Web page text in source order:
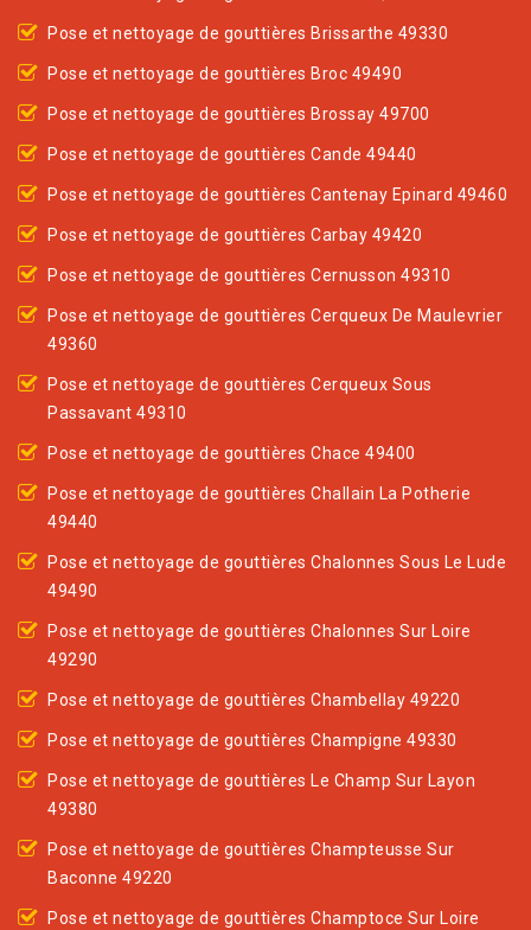
Pose et nettoyage de gouttières Brissarthe 49330
Pose et nettoyage de gouttières Broc 49490
Pose et nettoyage de gouttières Brossay 49700
Pose et nettoyage de gouttières Cande 49440
Pose et nettoyage de gouttières Cantenay Epinard 49460
Pose et nettoyage de gouttières Carbay 49420
Pose et nettoyage de gouttières Cernusson 49310
Pose et nettoyage de gouttières Cerqueux De Maulevrier
49360
Pose et nettoyage de gouttières Cerqueux Sous
Passavant 49310
Pose et nettoyage de gouttières Chace 49400
Pose et nettoyage de gouttières Challain La Potherie
49440
Pose et nettoyage de gouttières Chalonnes Sous Le Lude
49490
Pose et nettoyage de gouttières Chalonnes Sur Loire
49290
Pose et nettoyage de gouttières Chambellay 49220
Pose et nettoyage de gouttières Champigne 49330
Pose et nettoyage de gouttières Le Champ Sur Layon
49380
Pose et nettoyage de gouttières Champteusse Sur
Baconne 49220
Pose et nettoyage de gouttières Champtoce Sur Loire